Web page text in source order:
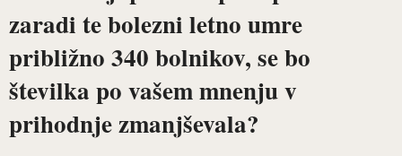
zaradi te bolezni letno umre
približno 340 bolnikov, se bo
številka po vašem mnenju v
prihodnje zmanjševala?